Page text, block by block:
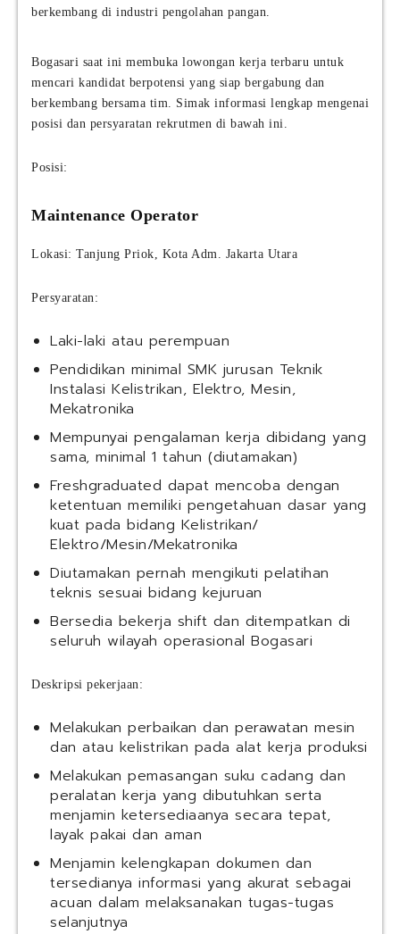
berkembang di industri pengolahan pangan.
Bogasari saat ini membuka lowongan kerja terbaru untuk
mencari kandidat berpotensi yang siap bergabung dan
berkembang bersama tim. Simak informasi lengkap mengenai
posisi dan persyaratan rekrutmen di bawah ini.
Posisi:
Maintenance Operator
Lokasi: Tanjung Priok, Kota Adm. Jakarta Utara
Persyaratan:
Laki-laki atau perempuan
Pendidikan minimal SMK jurusan Teknik
Instalasi Kelistrikan, Elektro, Mesin,
Mekatronika
Mempunyai pengalaman kerja dibidang yang
sama, minimal 1 tahun (diutamakan)
Freshgraduated dapat mencoba dengan
ketentuan memiliki pengetahuan dasar yang
kuat pada bidang Kelistrikan/
Elektro/Mesin/Mekatronika
Diutamakan pernah mengikuti pelatihan
teknis sesuai bidang kejuruan
Bersedia bekerja shift dan ditempatkan di
seluruh wilayah operasional Bogasari
Deskripsi pekerjaan:
Melakukan perbaikan dan perawatan mesin
dan atau kelistrikan pada alat kerja produksi
Melakukan pemasangan suku cadang dan
peralatan kerja yang dibutuhkan serta
menjamin ketersediaanya secara tepat,
layak pakai dan aman
Menjamin kelengkapan dokumen dan
tersedianya informasi yang akurat sebagai
acuan dalam melaksanakan tugas-tugas
selanjutnya